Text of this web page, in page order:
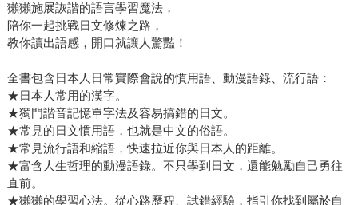
獺獺施展詼諧的語言學習魔法，
陪你一起挑戰日文修煉之路，
教你讀出語感，開口就讓人驚豔！
全書包含日本人日常實際會說的慣用語、動漫語錄、流行語：
★日本人常用的漢字。
★獨門諧音記憶單字法及容易搞錯的日文。
★常見的日文慣用語，也就是中文的俗語。
★常見流行語和縮語，快速拉近你與日本人的距離。
★富含人生哲理的動漫語錄。不只學到日文，還能勉勵自己勇往
直前。
★獺獺的學習心法。從心路歷程、試錯經驗，指引你找到屬於自